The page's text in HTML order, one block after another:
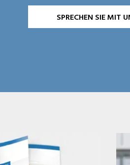
SPRECHEN SIE MIT